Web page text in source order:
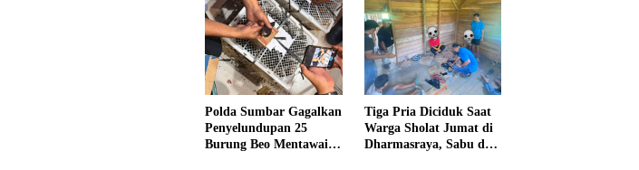
Polda Sumbar Gagalkan
Penyelundupan 25
Burung Beo Mentawai,
Tiga Pria Diciduk Saat
Warga Sholat Jumat di
Dharmasraya, Sabu dan